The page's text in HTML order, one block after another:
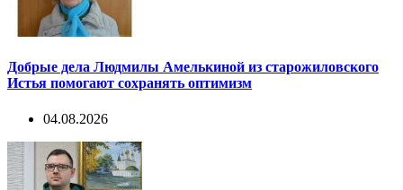
Добрые дела Людмилы Амелькиной из старожиловского
Истья помогают сохранять оптимизм
04.08.2026